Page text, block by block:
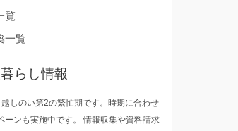
覧
一覧
らし情報
しのい第2の繁忙期です。時期に合わせ
ーンも実施中です。 情報収集や資料請求